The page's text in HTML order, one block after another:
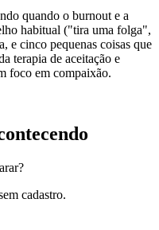
quando o burnout e a
habitual ("tira uma folga",
e cinco pequenas coisas que
terapia de aceitação e
foco em compaixão.
cadastro.